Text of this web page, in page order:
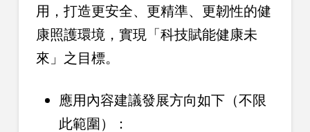
用，打造更安全、更精準、更韌性的健
康照護環境，實現「科技賦能健康未
來」之目標。
應用內容建議發展方向如下（不限
此範圍）：